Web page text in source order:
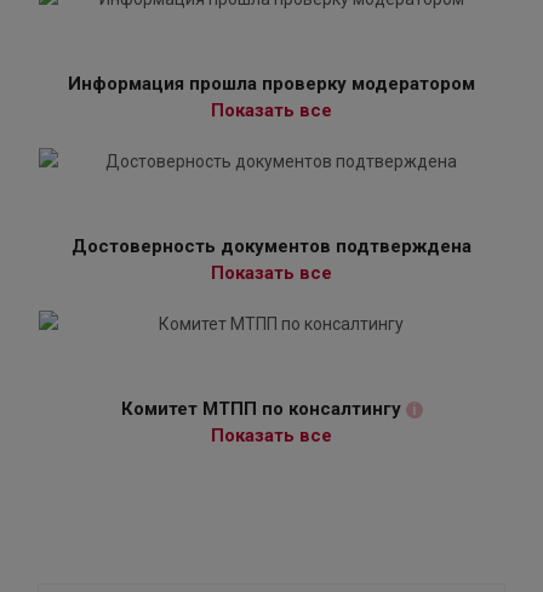
Информация прошла проверку модератором
Показать все
Достоверность документов подтверждена
Показать все
Комитет МТПП по консалтингу i
Показать все